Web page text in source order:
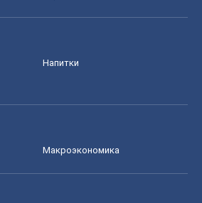
Напитки
Mакроэкономика